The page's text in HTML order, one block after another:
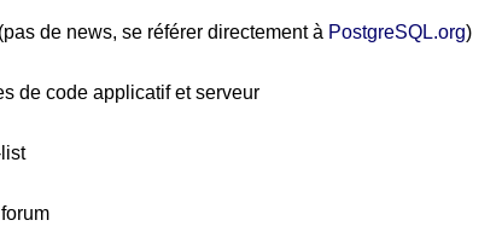
de news, se référer directement à PostgreSQL.org)
de code applicatif et serveur